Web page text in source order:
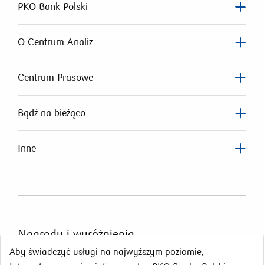
Aby świadczyć usługi na najwyższym poziomie,
PKO Bank Polski
O Centrum Analiz
Centrum Prasowe
Bądź na bieżąco
Inne
Nagrodyi wyróżnienia